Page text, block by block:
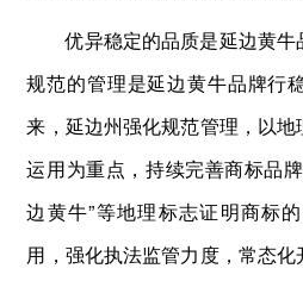
优异稳定的品质是延边黄
规范的管理是延边黄牛品牌行
来，延边州强化规范管理，以地
运用为重点，持续完善商标品
边黄牛”等地理标志证明商标
用，强化执法监管力度，常态